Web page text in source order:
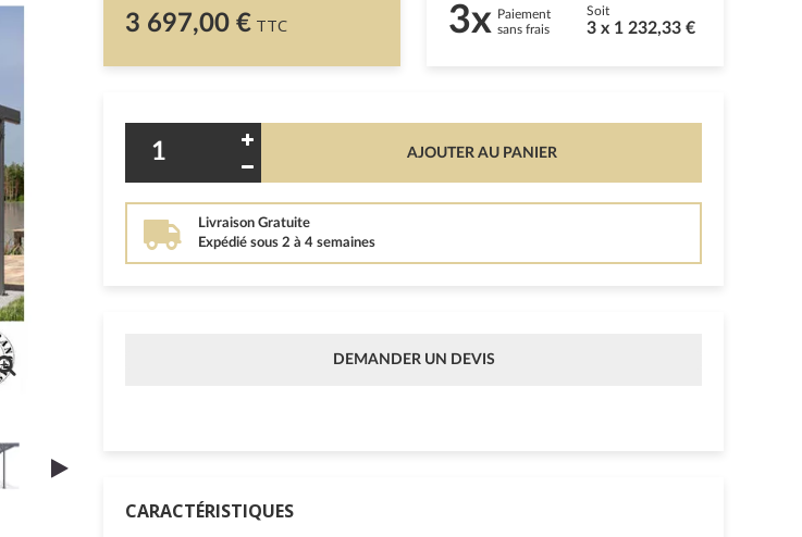
3 697,00 € TTC 3x Paiement
sans frais
Soit
3 x 1 232,33 €
AJOUTER AU PANIER
Livraison Gratuite
Expédié sous 2 à 4 semaines
DEMANDER UN DEVIS
CARACTÉRISTIQUES